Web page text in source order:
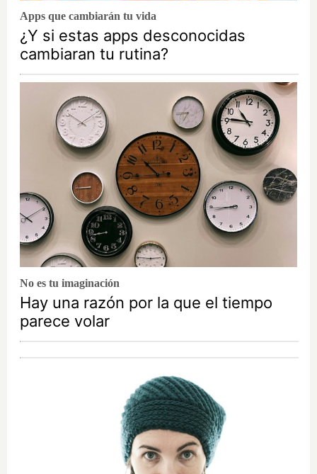
Apps que cambiarán tu vida
¿Y si estas apps desconocidas
cambiaran tu rutina?
No es tu imaginación
Hay una razón por la que el tiempo
parece volar